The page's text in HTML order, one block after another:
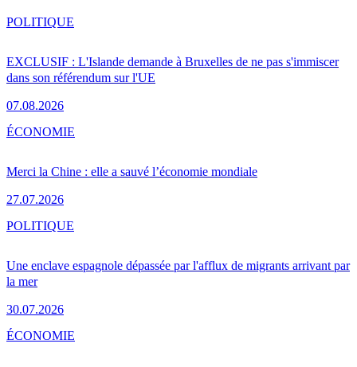
EXCLUSIF : L'Islande demande à Bruxelles de ne pas s'immiscer
dans son référendum sur l'UE
07.08.2026
POLITIQUE
Merci la Chine : elle a sauvé l’économie mondiale
27.07.2026
ÉCONOMIE
Une enclave espagnole dépassée par l'afflux de migrants arrivant par
la mer
30.07.2026
POLITIQUE
ÉCONOMIE